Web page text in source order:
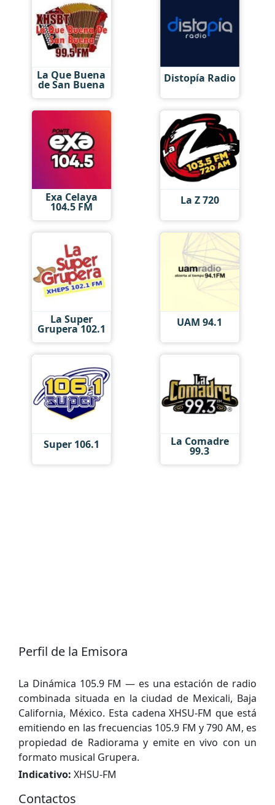
La Que Buena
de San Buena Distopía Radio
Exa Celaya
104.5 FM La Z 720
La Super
Grupera 102.1 UAM 94.1
Super 106.1 La Comadre
99.3
Perfil de la Emisora
La Dinámica 105.9 FM — es una estación de radio
combinada situada en la ciudad de Mexicali, Baja
California, México. Esta cadena XHSU-FM que está
emitiendo en las frecuencias 105.9 FM y 790 AM, es
propiedad de Radiorama y emite en vivo con un
formato musical Grupera.
Indicativo: XHSU-FM
Contactos